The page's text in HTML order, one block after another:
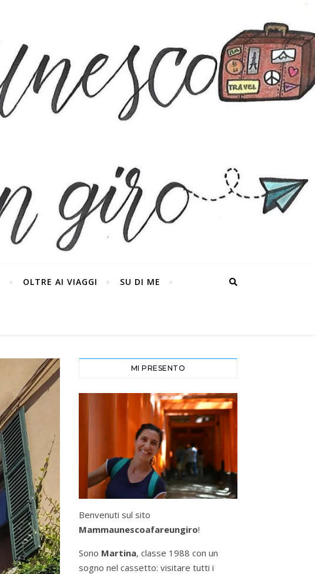
OLTRE AI VIAGGI SU DI ME
MI PRESENTO
Benvenuti sul sito
Mammaunescoafareungiro!
Sono Martina, classe 1988 con un
sogno nel cassetto: visitare tutti i